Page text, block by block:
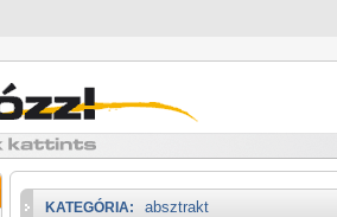
KATEGÓRIA: absztrakt